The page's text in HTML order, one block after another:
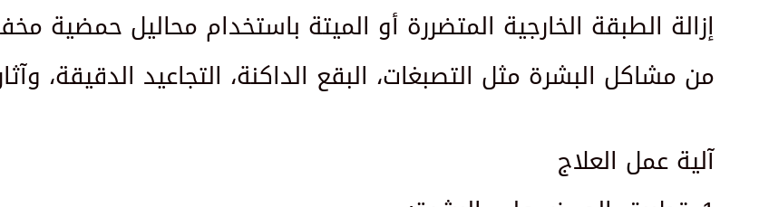
إزالة الطبقة الخارجية المتضررة أو الميتة باستخدام محاليل حمضية
من مشاكل البشرة مثل التصبغات، البقع الداكنة، التجاعيد الدقيقة،
آلية عمل العلاج